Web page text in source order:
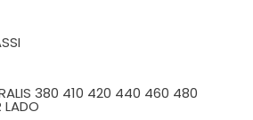
380 410 420 440 460 480
LADO